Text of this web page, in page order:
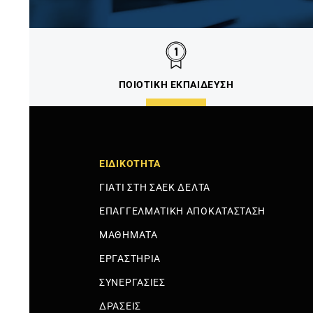
ΠΟΙΟΤΙΚΗ ΕΚΠΑΙΔΕΥΣΗ
ΕΙΔΙΚΟΤΗΤΑ
ΓΙΑΤΙ ΣΤΗ ΣΑΕΚ ΔΕΛΤΑ
ΕΠΑΓΓΕΛΜΑΤΙΚΗ ΑΠΟΚΑΤΑΣΤΑΣΗ
ΜΑΘΗΜΑΤΑ
ΕΡΓΑΣΤΗΡΙΑ
ΣΥΝΕΡΓΑΣΙΕΣ
ΔΡΑΣΕΙΣ